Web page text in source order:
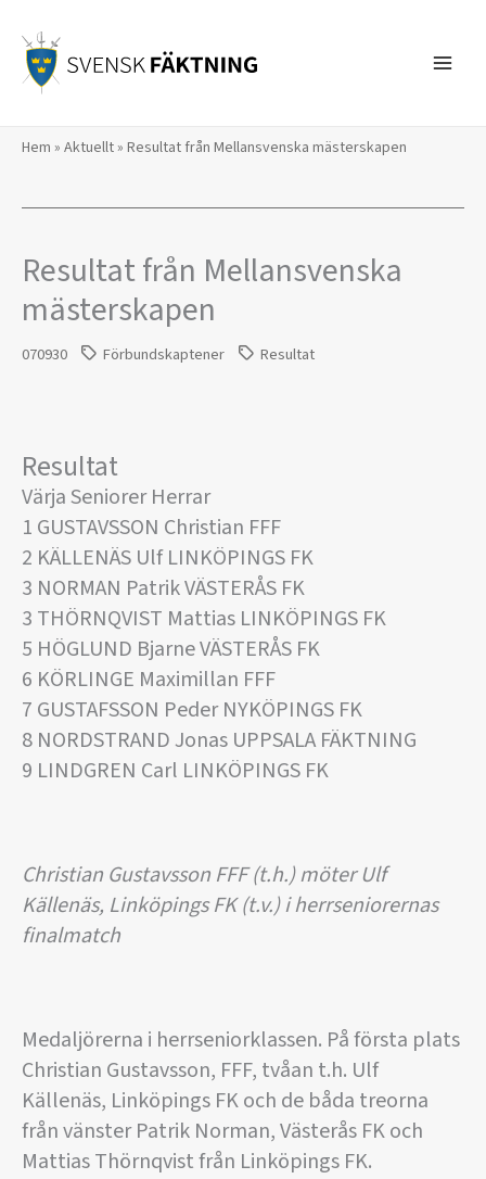
innehåll
Hem » Aktuellt» Resultat från Mellansvenska mästerskapen
Resultat från Mellansvenska
mästerskapen
070930 Förbundskaptener Resultat
Resultat
Värja Seniorer Herrar
1 GUSTAVSSON Christian FFF
2 KÄLLENÄS Ulf LINKÖPINGS FK
3 NORMAN Patrik VÄSTERÅS FK
3 THÖRNQVIST Mattias LINKÖPINGS FK
5 HÖGLUND Bjarne VÄSTERÅS FK
6 KÖRLINGE Maximillan FFF
7 GUSTAFSSON Peder NYKÖPINGS FK
8 NORDSTRAND Jonas UPPSALA FÄKTNING
9 LINDGREN Carl LINKÖPINGS FK
Christian Gustavsson FFF (t.h.) möter Ulf
Källenäs, Linköpings FK (t.v.) i herrseniorernas
finalmatch
Medaljörerna i herrseniorklassen. På första plats
Christian Gustavsson, FFF, tvåan t.h. Ulf
Källenäs, Linköpings FK och de båda treorna
från vänster Patrik Norman, Västerås FK och
Mattias Thörnqvist från Linköpings FK.